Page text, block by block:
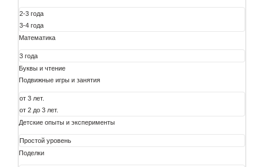
2-3 года
3-4 года
Математика
3 года
Буквы и чтение
Подвижные игры и занятия
от 3 лет.
от 2 до 3 лет.
Детские опыты и эксперименты
Простой уровень
Поделки